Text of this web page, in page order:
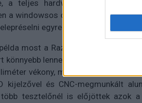
a teljes hardver-szoftver
a windowsos csúcsgépek egy
egyre karcsúbb házakba.
most a Razer Blade 16, amely
könnyebb lenne nagyon sok pénzt
vékony, mégis akár GeForce
kijelzővel és CNC-megmunkált
tesztelőnél is előjöttek azok